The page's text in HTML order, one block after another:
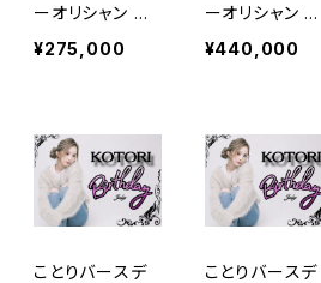
ーオリシャン エ
ンジェルヘイロ
ーピンク
¥275,000
ーオリシャン ク
リスタルロゼ
¥440,000
ことりバースデ
ことりバースデ